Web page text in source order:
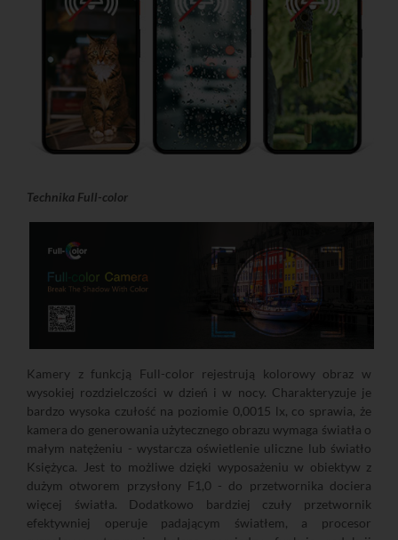
Technika Full-color
Kamery z funkcją Full-color rejestrują kolorowy obraz w
wysokiej rozdzielczości w dzień i w nocy. Charakteryzuje je
bardzo wysoka czułość na poziomie 0,0015 lx, co sprawia, że
kamera do generowania użytecznego obrazu wymaga światła o
małym natężeniu - wystarcza oświetlenie uliczne lub światło
Księżyca. Jest to możliwe dzięki wyposażeniu w obiektyw z
dużym otworem przysłony F1,0 - do przetwornika dociera
więcej światła. Dodatkowo bardziej czuły przetwornik
efektywniej operuje padającym światłem, a procesor